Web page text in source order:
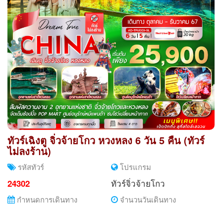
ทัวร์เฉิงตู จิ่วจ้ายโกว หวงหลง 6 วัน 5 คืน (ทัวร์
ไม่ลงร้าน)
รหัสทัวร์
24302
โปรแกรม
ทัวร์จิ่วจ้ายโกว
กำหนดการเดินทาง จำนวนวันเดินทาง